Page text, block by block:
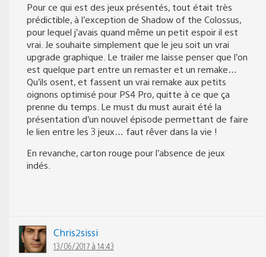
Pour ce qui est des jeux présentés, tout était très
prédictible, à l’exception de Shadow of the Colossus,
pour lequel j’avais quand même un petit espoir il est
vrai. Je souhaite simplement que le jeu soit un vrai
upgrade graphique. Le trailer me laisse penser que l’on
est quelque part entre un remaster et un remake…
Qu’ils osent, et fassent un vrai remake aux petits
oignons optimisé pour PS4 Pro, quitte à ce que ça
prenne du temps. Le must du must aurait été la
présentation d’un nouvel épisode permettant de faire
le lien entre les 3 jeux… faut rêver dans la vie !
En revanche, carton rouge pour l’absence de jeux
indés.
Chris2sissi
13/06/2017 à 14:43